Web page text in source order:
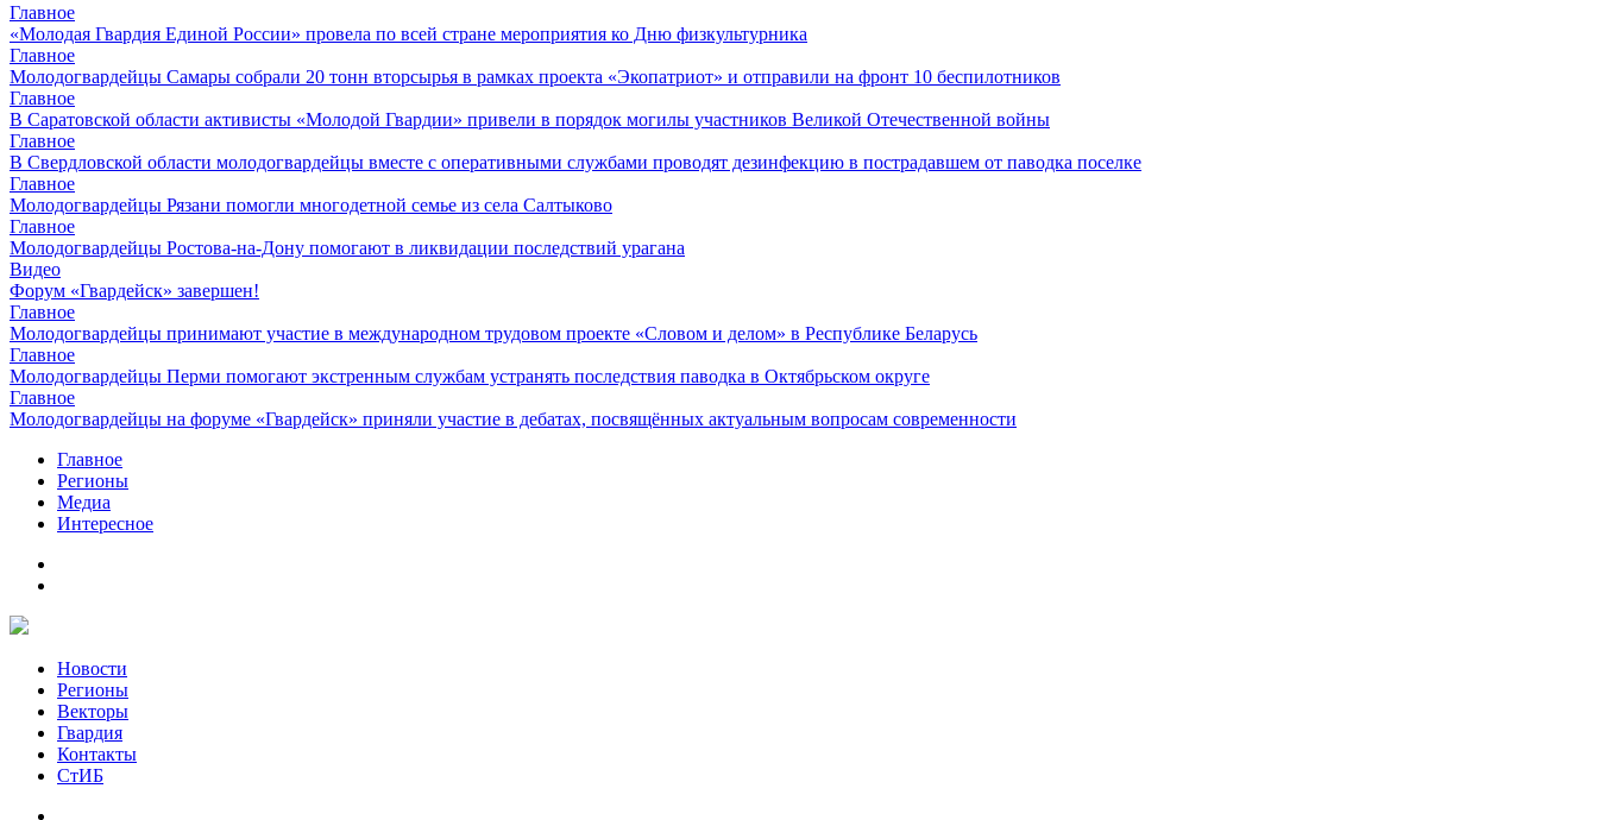
Главное
«Молодая Гвардия Единой России» провела по всей стране мероприятия ко Дню физкультурника
Главное
Молодогвардейцы Самары собрали 20 тонн вторсырья в рамках проекта «Экопатриот» и отправили на фронт 10 беспилотников
Главное
В Саратовской области активисты «Молодой Гвардии» привели в порядок могилы участников Великой Отечественной войны
Главное
В Свердловской области молодогвардейцы вместе с оперативными службами проводят дезинфекцию в пострадавшем от паводка поселке
Главное
Молодогвардейцы Рязани помогли многодетной семье из села Салтыково
Главное
Молодогвардейцы Ростова-на-Дону помогают в ликвидации последствий урагана
Видео
Форум «Гвардейск» завершен!
Главное
Молодогвардейцы принимают участие в международном трудовом проекте «Словом и делом» в Республике Беларусь
Главное
Молодогвардейцы Перми помогают экстренным службам устранять последствия паводка в Октябрьском округе
Главное
Молодогвардейцы на форуме «Гвардейск» приняли участие в дебатах, посвящённых актуальным вопросам современности
Главное
Регионы
Медиа
Интересное
Новости
Регионы
Векторы
Гвардия
Контакты
СтИБ